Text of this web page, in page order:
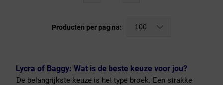
Producten per pagina: 100
Lycra of Baggy: Wat is de beste keuze voor jou?
De belangrijkste keuze is het type broek. Een strakke